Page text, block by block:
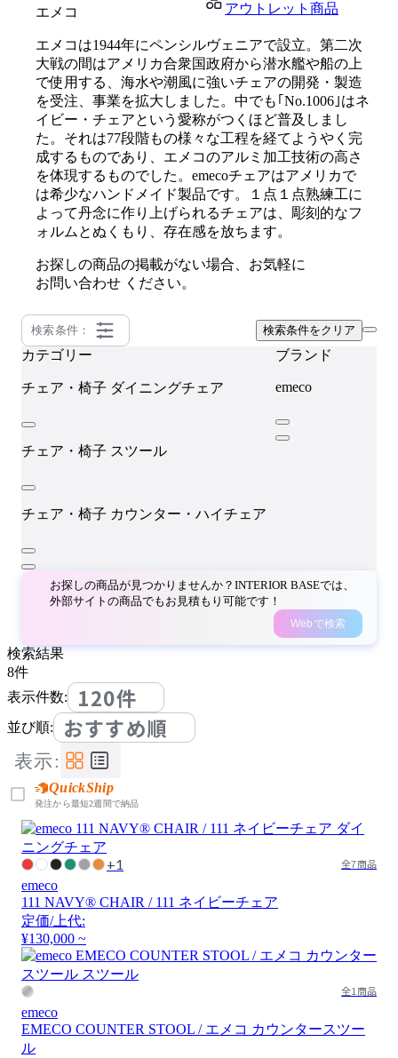
アウトレット商品
エメコ
エメコは1944年にペンシルヴェニアで設立。第二次
大戦の間はアメリカ合衆国政府から潜水艦や船の上
で使用する、海水や潮風に強いチェアの開発・製造
を受注、事業を拡大しました。中でも｢No.1006｣はネ
イビー・チェアという愛称がつくほど普及しまし
た。それは77段階もの様々な工程を経てようやく完
成するものであり、エメコのアルミ加工技術の高さ
を体現するものでした。emecoチェアはアメリカで
は希少なハンドメイド製品です。１点１点熟練工に
よって丹念に作り上げられるチェアは、彫刻的なフ
ォルムとぬくもり、存在感を放ちます。
お探しの商品の掲載がない場合、お気軽に
お問い合わせ ください。
検索条件： 検索条件をクリア
カテゴリー
チェア・椅子 ダイニングチェア
チェア・椅子 スツール
チェア・椅子 カウンター・ハイチェア
ブランド
emeco
お探しの商品が見つかりませんか？INTERIOR BASEでは、
外部サイトの商品でもお見積もり可能です！
Webで検索
検索結果
8件
表示件数:
120件
並び順: おすすめ順
表示:
QuickShip
発注から最短2週間で納品
+1 全7商品
emeco
111 NAVY® CHAIR / 111 ネイビーチェア
定価/上代:
¥130,000 ~
全1商品
emeco
EMECO COUNTER STOOL / エメコ カウンタースツー
ル